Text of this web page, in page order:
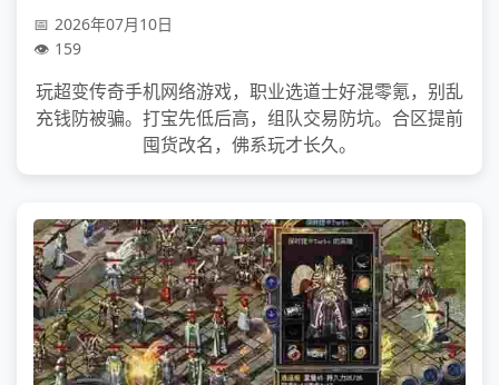
2026年07月10日
159
玩超变传奇手机网络游戏，职业选道士好混零氪，别乱
充钱防被骗。打宝先低后高，组队交易防坑。合区提前
囤货改名，佛系玩才长久。